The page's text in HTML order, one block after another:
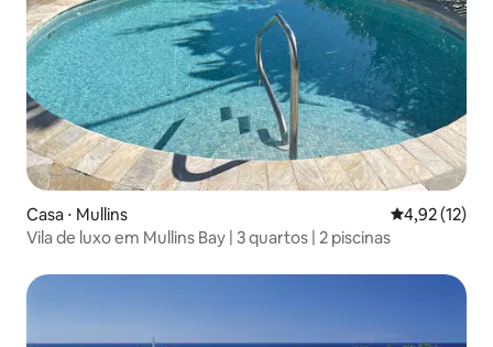
Casa ⋅ Mullins 4,92 de uma
4,92 (12)
Vila de luxo em Mullins Bay | 3 quartos | 2 piscinas